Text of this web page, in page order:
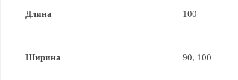
Длина 100
Ширина 90, 100